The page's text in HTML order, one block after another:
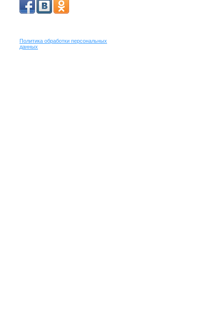
Политика обработки персональных
данных